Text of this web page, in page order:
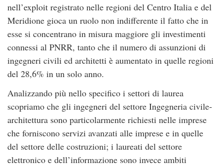
nell’exploit registrato nelle regioni del Centro Italia e del
Meridione gioca un ruolo non indifferente il fatto che in
esse si concentrano in misura maggiore gli investimenti
connessi al PNRR, tanto che il numero di assunzioni di
ingegneri civili ed architetti è aumentato in quelle regioni
del 28,6% in un solo anno.
Analizzando più nello specifico i settori di laurea
scopriamo che gli ingegneri del settore Ingegneria civile-
architettura sono particolarmente richiesti nelle imprese
che forniscono servizi avanzati alle imprese e in quelle
del settore delle costruzioni; i laureati del settore
elettronico e dell’informazione sono invece ambiti